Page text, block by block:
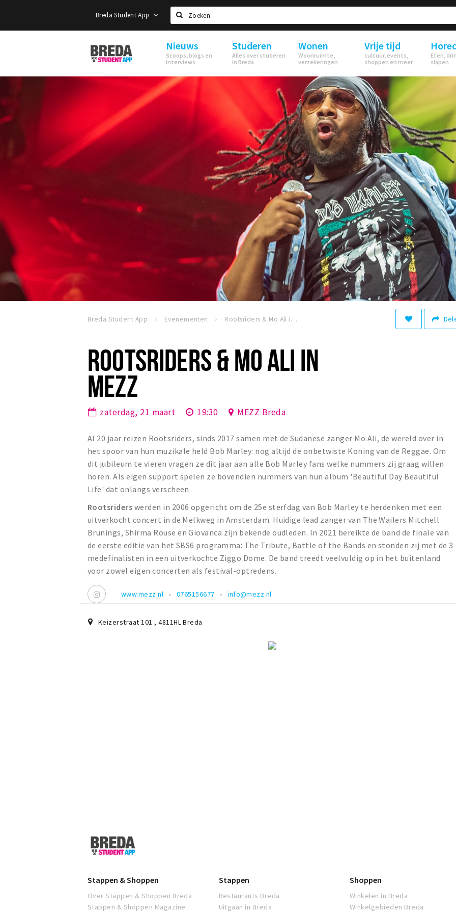
Breda Student App
Zoeken
Breda
Student
Nieuws
Scoops, blogs en
interviews
Studeren
Alles over studeren
in Breda
Wonen
Woonruimte,
verzekeringen
Vrije tijd
cultuur, events,
shoppen en meer
Eten,
slapen
Breda Student App Evenementen Rootsriders & Mo Ali in MEZZ
ROOTSRIDERS & MO ALI IN
MEZZ
zaterdag, 21 maart 19:30 MEZZ Breda
Al 20 jaar reizen Rootsriders, sinds 2017 samen met de Sudanese zanger Mo Ali, de wereld over in
het spoor van hun muzikale held Bob Marley: nog altijd de onbetwiste Koning van de Reggae. Om
dit jubileum te vieren vragen ze dit jaar aan alle Bob Marley fans welke nummers zij graag willen
horen. Als eigen support spelen ze bovendien nummers van hun album 'Beautiful Day Beautiful
Life' dat onlangs verscheen.
Rootsriders werden in 2006 opgericht om de 25e sterfdag van Bob Marley te herdenken met een
uitverkocht concert in de Melkweg in Amsterdam. Huidige lead zanger van The Wailers Mitchell
Brunings, Shirma Rouse en Giovanca zijn bekende oudleden. In 2021 bereikte de band de finale van
de eerste editie van het SBS6 programma: The Tribute, Battle of the Bands en stonden zij met de 3
medefinalisten in een uitverkochte Ziggo Dome. De band treedt veelvuldig op in het buitenland
voor zowel eigen concerten als festival-optredens.
www.mezz.nl 0765156677 info@mezz.nl
Keizerstraat 101 ,4811HLBreda
Breda
Student
App
Stappen & Shoppen
Over Stappen & Shoppen Breda
Stappen & Shoppen Magazine
Stappen
Restaurants Breda
Uitgaan in Breda
Shoppen
Winkelen in Breda
Winkelgebieden Breda